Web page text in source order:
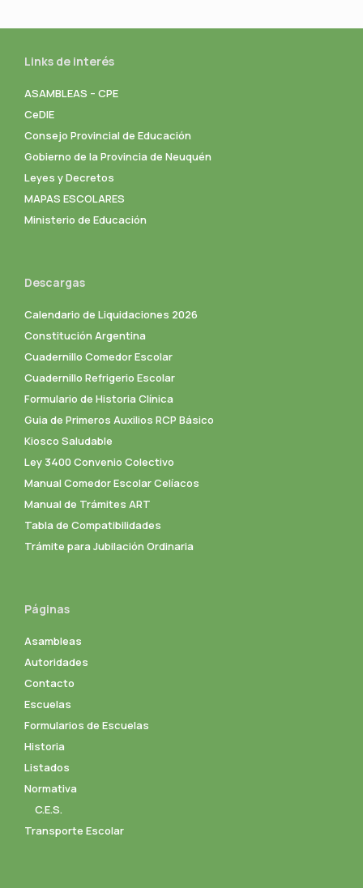
Links de interés
ASAMBLEAS – CPE
CeDIE
Consejo Provincial de Educación
Gobierno de la Provincia de Neuquén
Leyes y Decretos
MAPAS ESCOLARES
Ministerio de Educación
Descargas
Calendario de Liquidaciones 2026
Constitución Argentina
Cuadernillo Comedor Escolar
Cuadernillo Refrigerio Escolar
Formulario de Historia Clínica
Guia de Primeros Auxilios RCP Básico
Kiosco Saludable
Ley 3400 Convenio Colectivo
Manual Comedor Escolar Celíacos
Manual de Trámites ART
Tabla de Compatibilidades
Trámite para Jubilación Ordinaria
Páginas
Asambleas
Autoridades
Contacto
Escuelas
Formularios de Escuelas
Historia
Listados
Normativa
C.E.S.
Transporte Escolar